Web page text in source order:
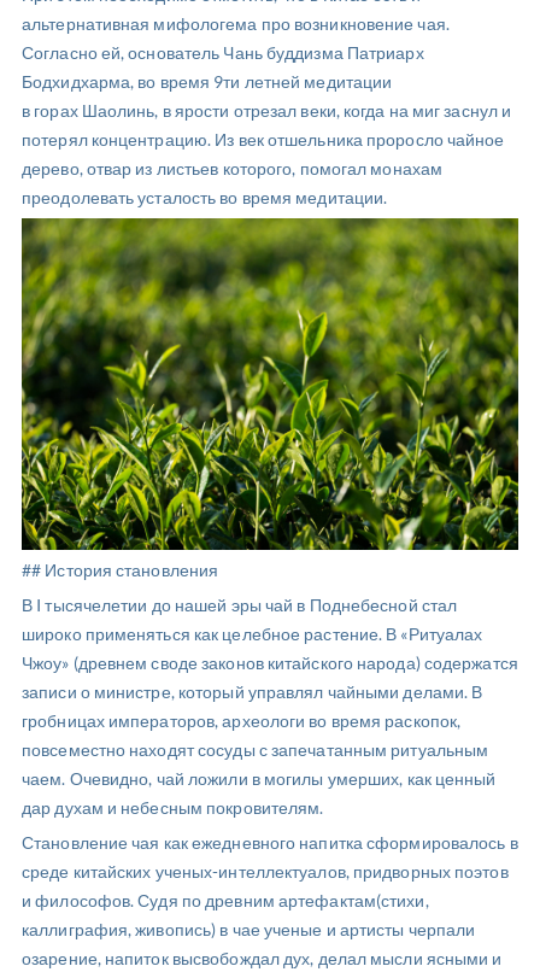
альтернативная мифологема про возникновение чая.
Согласно ей, основатель Чань буддизма Патриарх
Бодхидхарма, во время 9ти летней медитации
в горах Шаолинь, в ярости отрезал веки, когда на миг заснул и
потерял концентрацию. Из век отшельника проросло чайное
дерево, отвар из листьев которого, помогал монахам
преодолевать усталость во время медитации.
## История становления
В I тысячелетии до нашей эры чай в Поднебесной стал
широко применяться как целебное растение. В «Ритуалах
Чжоу» (древнем своде законов китайского народа) содержатся
записи о министре, который управлял чайными делами. В
гробницах императоров, археологи во время раскопок,
повсеместно находят сосуды с запечатанным ритуальным
чаем. Очевидно, чай ложили в могилы умерших, как ценный
дар духам и небесным покровителям.
Становление чая как ежедневного напитка сформировалось в
среде китайских ученых-интеллектуалов, придворных поэтов
и философов. Судя по древним артефактам(стихи,
каллиграфия, живопись) в чае ученые и артисты черпали
озарение, напиток высвобождал дух, делал мысли ясными и